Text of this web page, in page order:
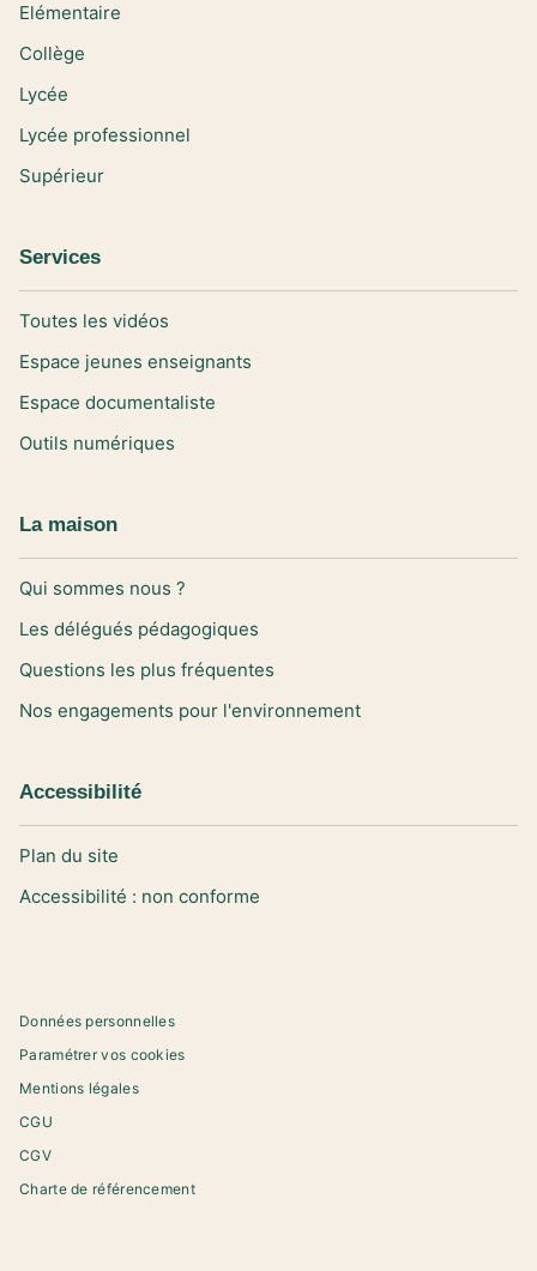
Elémentaire
Collège
Lycée
Lycée professionnel
Supérieur
Services
Toutes les vidéos
Espace jeunes enseignants
Espace documentaliste
Outils numériques
La maison
Qui sommes nous ?
Les délégués pédagogiques
Questions les plus fréquentes
Nos engagements pour l'environnement
Accessibilité
Plan du site
Accessibilité : non conforme
Données personnelles
Paramétrer vos cookies
Mentions légales
CGU
CGV
Charte de référencement